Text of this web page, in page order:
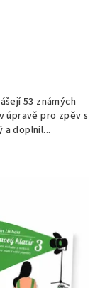
53 známých
úpravě pro zpěv s
a doplnil...